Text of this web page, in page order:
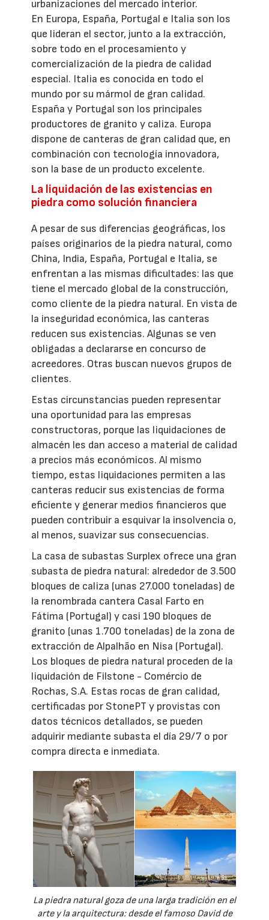
urbanizaciones del mercado interior.
En Europa, España, Portugal e Italia son los
que lideran el sector, junto a la extracción,
sobre todo en el procesamiento y
comercialización de la piedra de calidad
especial. Italia es conocida en todo el
mundo por su mármol de gran calidad.
España y Portugal son los principales
productores de granito y caliza. Europa
dispone de canteras de gran calidad que, en
combinación con tecnología innovadora,
son la base de un producto excelente.
La liquidación de las existencias en
piedra como solución financiera
A pesar de sus diferencias geográficas, los
países originarios de la piedra natural, como
China, India, España, Portugal e Italia, se
enfrentan a las mismas dificultades: las que
tiene el mercado global de la construcción,
como cliente de la piedra natural. En vista de
la inseguridad económica, las canteras
reducen sus existencias. Algunas se ven
obligadas a declararse en concurso de
acreedores. Otras buscan nuevos grupos de
clientes.
Estas circunstancias pueden representar
una oportunidad para las empresas
constructoras, porque las liquidaciones de
almacén les dan acceso a material de calidad
a precios más económicos. Al mismo
tiempo, estas liquidaciones permiten a las
canteras reducir sus existencias de forma
eficiente y generar medios financieros que
pueden contribuir a esquivar la insolvencia o,
al menos, suavizar sus consecuencias.
La casa de subastas Surplex ofrece una gran
subasta de piedra natural: alrededor de 3.500
bloques de caliza (unas 27.000 toneladas) de
la renombrada cantera Casal Farto en
Fátima (Portugal) y casi 190 bloques de
granito (unas 1.700 toneladas) de la zona de
extracción de Alpalhão en Nisa (Portugal).
Los bloques de piedra natural proceden de la
liquidación de Filstone - Comércio de
Rochas, S.A. Estas rocas de gran calidad,
certificadas por StonePT y provistas con
datos técnicos detallados, se pueden
adquirir mediante subasta el día 29/7 o por
compra directa e inmediata.
La piedra natural goza de una larga tradición en el
arte y la arquitectura: desde el famoso David de